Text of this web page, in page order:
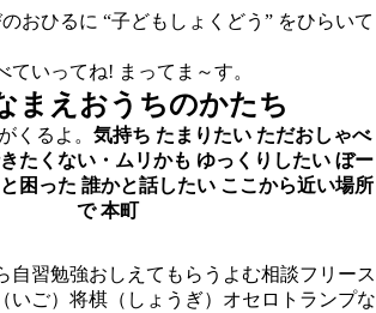
おひるに “子どもしょくどう” をひらいて
ていってね! まってま～す。
まえ おうちのかたち
くるよ。 気持ち たまりたい ただおしゃべ
たくない・ムリかも ゆっくりしたい ぼー
困った 誰かと話したい ここから近い場所
で 本町
自習勉強おしえてもらう よむ相談フリース
いご） 将棋（しょうぎ） オセロ トランプな